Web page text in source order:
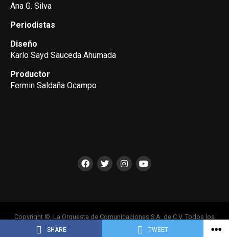
SHARE TWEET
Ana G. Silva
Periodistas
Diseño
Karlo Sayd Sauceda Ahumada
Productor
Fermin Saldaña Ocampo
Copyright ©, La Orquesta de Comunicaciones S.A. de C.V. Todos los
Derechos Reservados